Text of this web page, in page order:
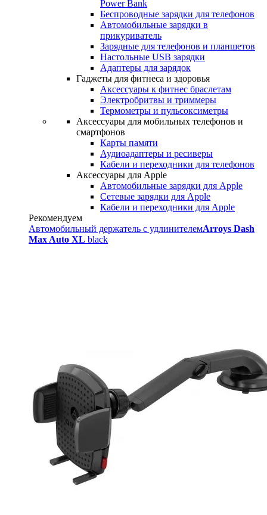
Power Bank
Беспроводные зарядки для телефонов
Автомобильные зарядки в
прикуриватель
Зарядные для телефонов и планшетов
Настольные USB зарядки
Адаптеры для зарядок
Гаджеты для фитнеса и здоровья
Аксессуары к фитнес браслетам
Электробритвы и триммеры
Термометры и пульсоксиметры
Аксессуары для мобильных телефонов и
смартфонов
Карты памяти
Аудиоадаптеры и ресиверы
Кабели и переходники для телефонов
Аксессуары для Apple
Автомобильные зарядки для Apple
Сетевые зарядки для Apple
Кабели и переходники для Apple
Рекомендуем
Автомобильный держатель с удлинителемArroys Dash
Max Auto XL black